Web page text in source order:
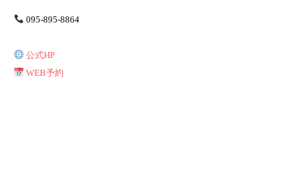
095-895-8864
公式HP
WEB予約